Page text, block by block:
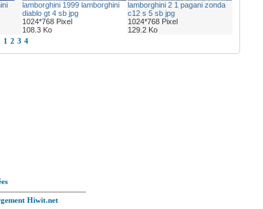
lamborghini 1999 lamborghini
diablo gt 4 sb jpg
1024*768 Pixel
108.3 Ko
lamborghini 2 1 pagani zonda
c12 s 5 sb jpg
1024*768 Pixel
129.2 Ko
1 2 3 4
Hiwit.net